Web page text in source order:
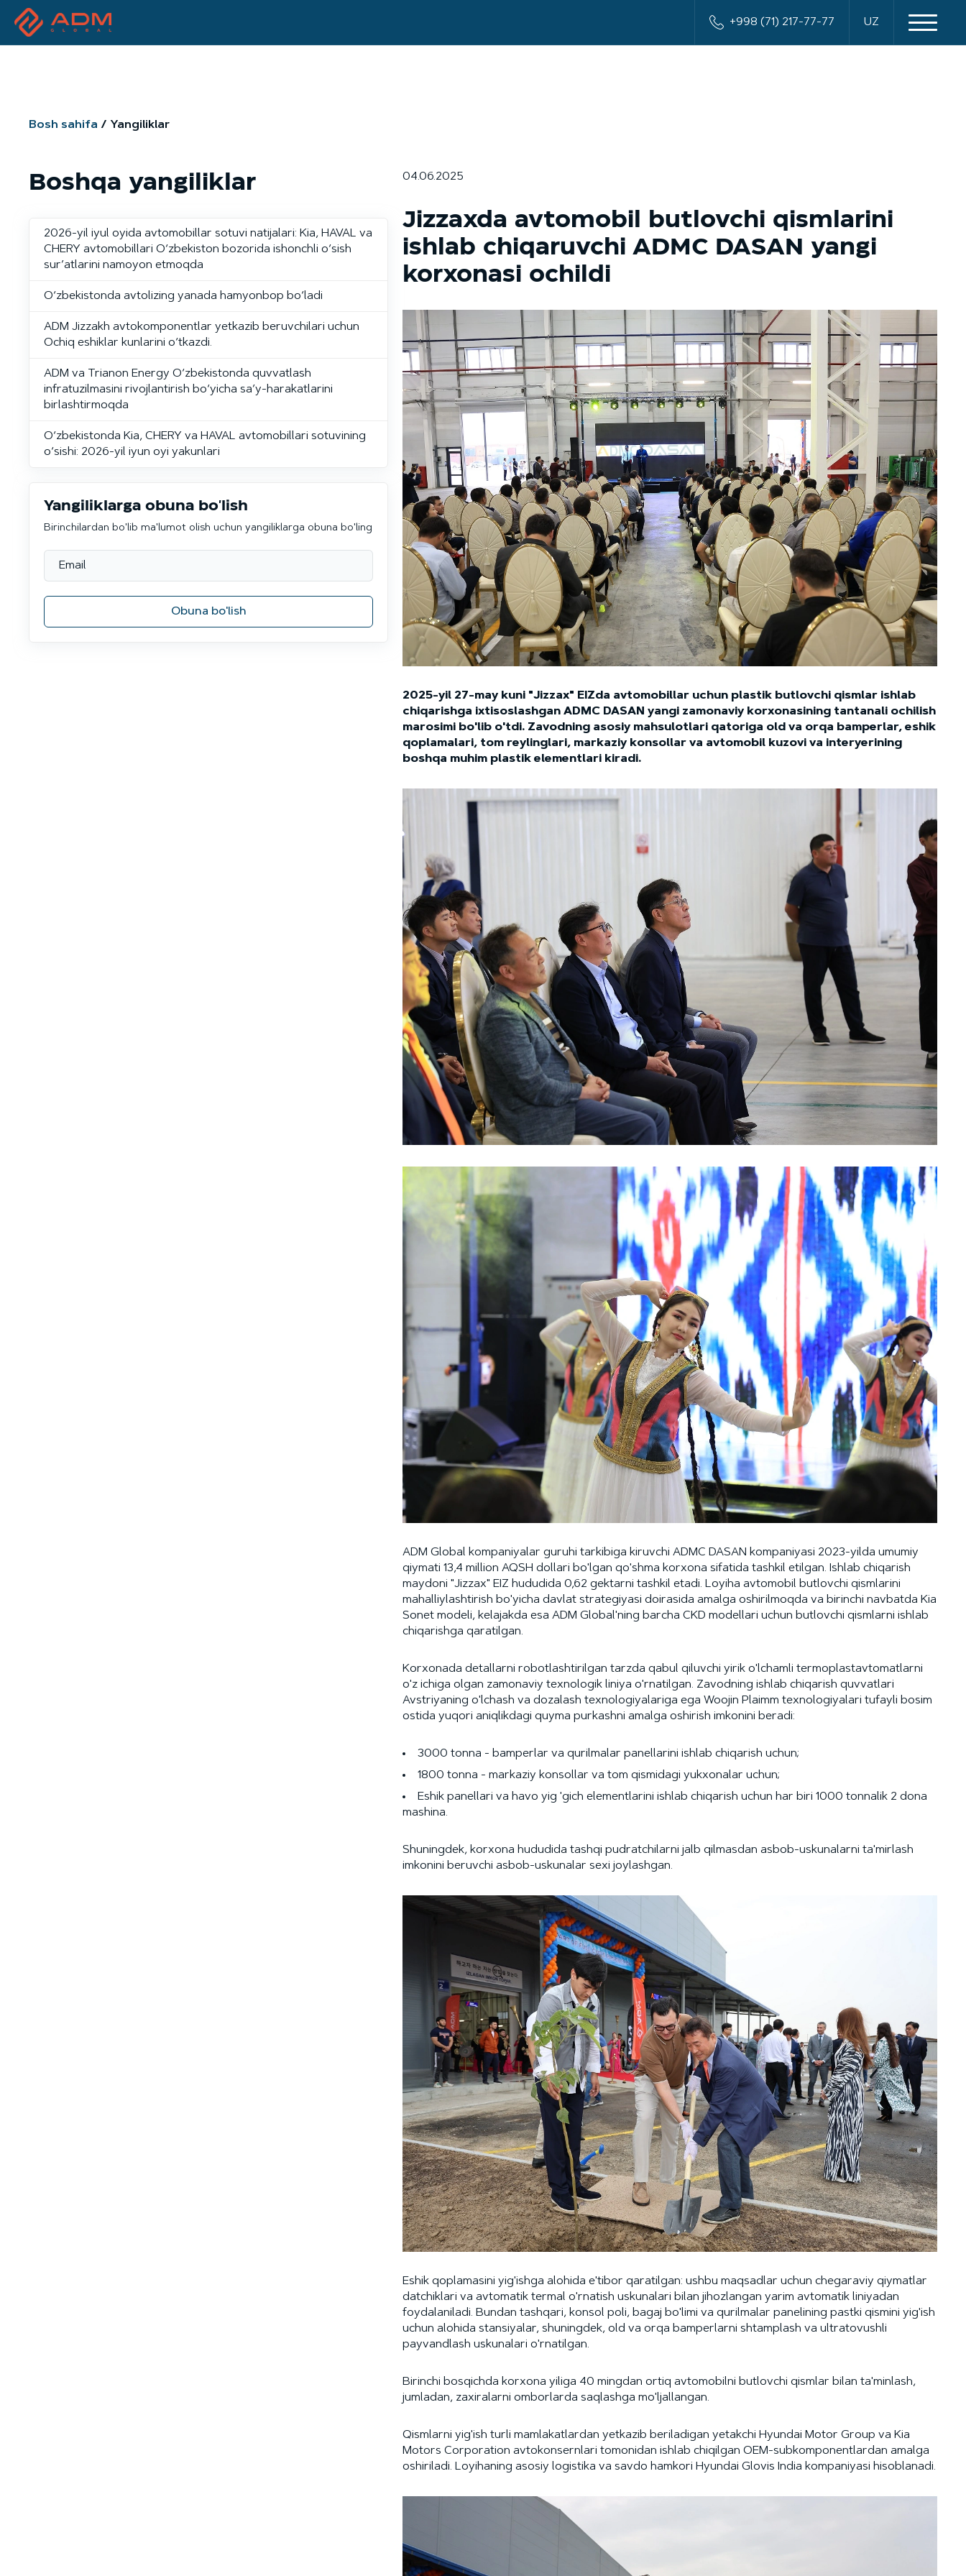
+998 (71) 217-77-77 UZ
Bosh sahifa Yangiliklar
04.06.2025
Jizzaxda avtomobil butlovchi qismlarini
ishlab chiqaruvchi ADMC DASAN yangi
korxonasi ochildi
2025-yil 27-may kuni "Jizzax" EIZda avtomobillar uchun plastik butlovchi qismlar ishlab
chiqarishga ixtisoslashgan ADMC DASAN yangi zamonaviy korxonasining tantanali ochilish
marosimi bo'lib o'tdi. Zavodning asosiy mahsulotlari qatoriga old va orqa bamperlar, eshik
qoplamalari, tom reylinglari, markaziy konsollar va avtomobil kuzovi va interyerining
boshqa muhim plastik elementlari kiradi.
ADM Global kompaniyalar guruhi tarkibiga kiruvchi ADMC DASAN kompaniyasi 2023-yilda umumiy
qiymati 13,4 million AQSH dollari bo'lgan qo'shma korxona sifatida tashkil etilgan. Ishlab chiqarish
maydoni "Jizzax" EIZ hududida 0,62 gektarni tashkil etadi. Loyiha avtomobil butlovchi qismlarini
mahalliylashtirish bo'yicha davlat strategiyasi doirasida amalga oshirilmoqda va birinchi navbatda Kia
Sonet modeli, kelajakda esa ADM Global'ning barcha CKD modellari uchun butlovchi qismlarni ishlab
chiqarishga qaratilgan.
Korxonada detallarni robotlashtirilgan tarzda qabul qiluvchi yirik o'lchamli termoplastavtomatlarni
o'z ichiga olgan zamonaviy texnologik liniya o'rnatilgan. Zavodning ishlab chiqarish quvvatlari
Avstriyaning o'lchash va dozalash texnologiyalariga ega Woojin Plaimm texnologiyalari tufayli bosim
ostida yuqori aniqlikdagi quyma purkashni amalga oshirish imkonini beradi:
3000 tonna - bamperlar va qurilmalar panellarini ishlab chiqarish uchun;
1800 tonna - markaziy konsollar va tom qismidagi yukxonalar uchun;
Eshik panellari va havo yig 'gich elementlarini ishlab chiqarish uchun har biri 1000 tonnalik 2 dona
mashina.
Shuningdek, korxona hududida tashqi pudratchilarni jalb qilmasdan asbob-uskunalarni ta'mirlash
imkonini beruvchi asbob-uskunalar sexi joylashgan.
Eshik qoplamasini yig'ishga alohida e'tibor qaratilgan: ushbu maqsadlar uchun chegaraviy qiymatlar
datchiklari va avtomatik termal o'rnatish uskunalari bilan jihozlangan yarim avtomatik liniyadan
foydalaniladi. Bundan tashqari, konsol poli, bagaj bo'limi va qurilmalar panelining pastki qismini yig'ish
uchun alohida stansiyalar, shuningdek, old va orqa bamperlarni shtamplash va ultratovushli
payvandlash uskunalari o'rnatilgan.
Birinchi bosqichda korxona yiliga 40 mingdan ortiq avtomobilni butlovchi qismlar bilan ta'minlash,
jumladan, zaxiralarni omborlarda saqlashga mo'ljallangan.
Qismlarni yig'ish turli mamlakatlardan yetkazib beriladigan yetakchi Hyundai Motor Group va Kia
Motors Corporation avtokonsernlari tomonidan ishlab chiqilgan OEM-subkomponentlardan amalga
oshiriladi. Loyihaning asosiy logistika va savdo hamkori Hyundai Glovis India kompaniyasi hisoblanadi.
Boshqa yangiliklar
2026-yil iyul oyida avtomobillar sotuvi natijalari: Kia, HAVAL va
CHERY avtomobillari O‘zbekiston bozorida ishonchli o‘sish
sur’atlarini namoyon etmoqda
O‘zbekistonda avtolizing yanada hamyonbop bo‘ladi
ADM Jizzakh avtokomponentlar yetkazib beruvchilari uchun
Ochiq eshiklar kunlarini o‘tkazdi.
ADM va Trianon Energy O‘zbekistonda quvvatlash
infratuzilmasini rivojlantirish bo‘yicha sa’y-harakatlarini
birlashtirmoqda
O‘zbekistonda Kia, CHERY va HAVAL avtomobillari sotuvining
o‘sishi: 2026-yil iyun oyi yakunlari
Yangiliklarga obuna bo'lish
Birinchilardan bo'lib ma'lumot olish uchun yangiliklarga obuna bo'ling
Obuna bo'lish